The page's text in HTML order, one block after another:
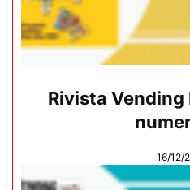
Rivista Vending
16/12/